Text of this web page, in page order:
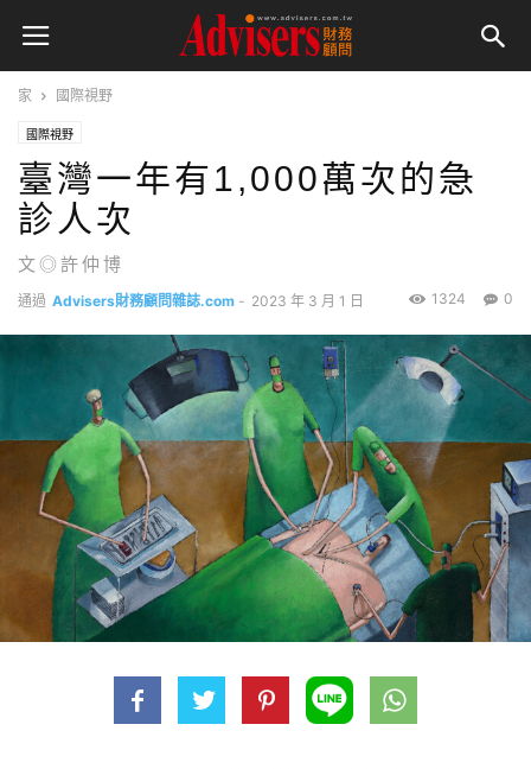
家 國際視野
國際視野
臺灣一年有1,000萬次的急
診人次
文◎許仲博
通過 Advisers財務顧問雜誌.com - 2023 年 3 月 1 日 0
1324